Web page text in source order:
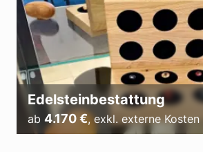
Edelsteinbestattung
ab 4.170€, exkl. externe Kosten